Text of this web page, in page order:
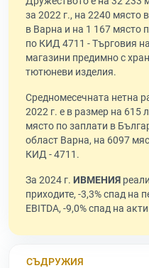
за 2022 г., на 2240 място
в Варна и на 1 167 място
по КИД 4711 - Търговия
магазини предимно с
тютюневи изделия.
Средномесечната нетна
2022 г. е в размер на 615
място по заплати в
област Варна, на 6097
КИД - 4711.
За 2024 г. ИВМЕНИЯ
приходите, -3,3% спад на
EBITDA, -9,0% спад на
СЪДРУЖИЯ